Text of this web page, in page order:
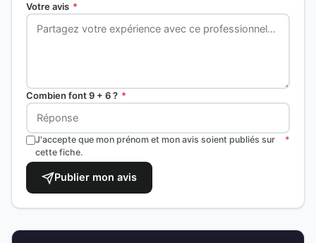
Votre avis *
Combien font 9 + 6 ? *
J'accepte que mon prénom et mon avis soient publiés sur
cette fiche.
*
Publier mon avis